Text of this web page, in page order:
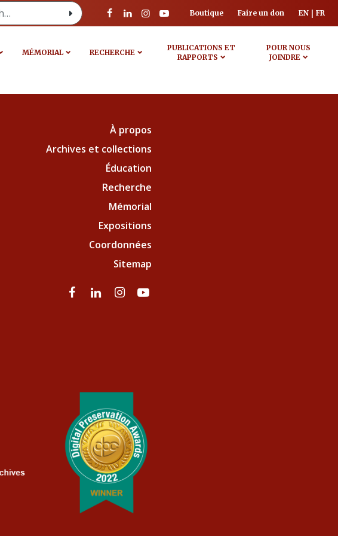
Boutique Faire un don EN FR
MÉMORIAL RECHERCHE
PUBLICATIONS ET
RAPPORTS
POUR NOUS
JOINDRE
À propos
Archives et collections
Éducation
Recherche
Mémorial
Expositions
Coordonnées
Sitemap